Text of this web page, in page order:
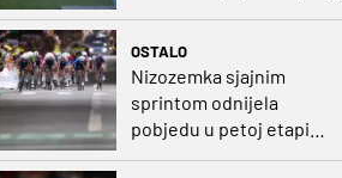
Rujevici se nešto pita i
OSTALO
Nizozemka sjajnim
sprintom odnijela
pobjedu u petoj etapi